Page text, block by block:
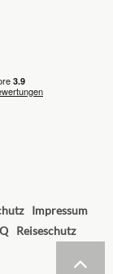
Impressum
Reiseschutz